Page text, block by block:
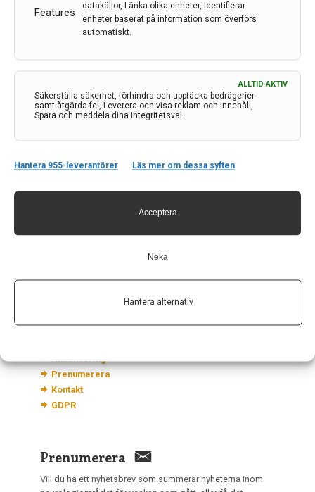
Features
datakällor, Länka olika enheter, Identifierar
enheter baserat på information som överförs
automatiskt.
Säkerställa säkerhet, förhindra och upptäcka bedrägerier
samt åtgärda fel, Leverera och visa reklam och innehåll,
Spara och meddela dina integritetsval.
ALLTID AKTIV
Hantera 955-leverantörer Läs mer om dessa syften
Acceptera
Neka
Hantera alternativ
Kontakt
Neurologi i Sverige
113 68 Stockholm
nis@pharma-industry.se
Om Neurologi i Sverige
Prenumerera
Kontakt
GDPR
Prenumerera
Vill du ha ett nyhetsbrev som summerar nyheterna inom